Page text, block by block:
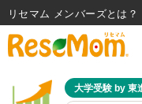
大学受験 by 東
リセマム メンバーズ